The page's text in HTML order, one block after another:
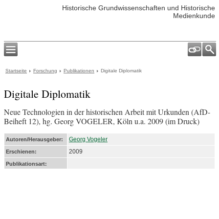
Historische Grundwissenschaften und Historische
Medienkunde
Startseite Forschung Publikationen Digitale Diplomatik
Digitale Diplomatik
Neue Technologien in der historischen Arbeit mit Urkunden (AfD-
Beiheft 12), hg. Georg VOGELER, Köln u.a. 2009 (im Druck)
Autoren/Herausgeber: Georg Vogeler
Erschienen: 2009
Publikationsart: